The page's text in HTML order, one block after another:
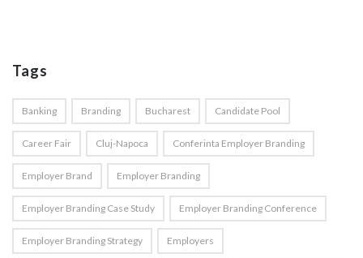
Tags
Banking Branding Bucharest Candidate Pool
Career Fair Cluj-Napoca Conferinta Employer Branding
Employer Brand Employer Branding
Employer Branding Case Study Employer Branding Conference
Employer Branding Strategy Employers